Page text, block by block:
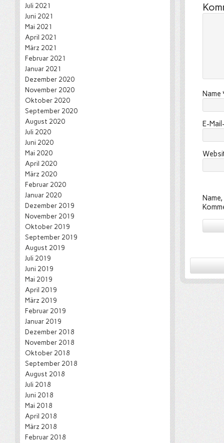
Name
E-
Juli 2021
Juni 2021
Mai 2021
April 2021
März 2021
Februar 2021
Januar 2021
Dezember 2020
November 2020
Oktober 2020
September 2020
August 2020
Juli 2020
Juni 2020
Mai 2020
April 2020
März 2020
Februar 2020
Januar 2020
Dezember 2019
November 2019
Oktober 2019
September 2019
August 2019
Juli 2019
Juni 2019
Mai 2019
April 2019
März 2019
Februar 2019
Januar 2019
Dezember 2018
November 2018
Oktober 2018
September 2018
August 2018
Juli 2018
Juni 2018
Mai 2018
April 2018
März 2018
Februar 2018